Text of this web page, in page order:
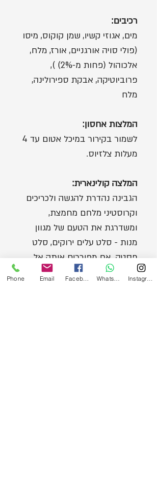
רכיבים:
מים, אגוזי קשיו, שמן קוקוס, מיסו
(פולי סויה אורגניים, אורז, מלח,
אלכוהול (פחות מ-2%) ),
פרוביוטיקה, אבקת ספירולינה,
מלח
המלצות אחסון:
לשמור בקירור במיכל אטום עד 4
מעלות צלזיוס.
המלצה קולינארית:
הגבינה נהדרת להגשה ולכריכים
וקרוסטיני מלחם מחמצת,
ומשדרגת את הטעם של מגוון
מנות - סלט עלים ירוקים, סלט
פסטה. אם מפוררים אותה אל
תוך מאכל חם, פשוט תנו לה
Phone Email